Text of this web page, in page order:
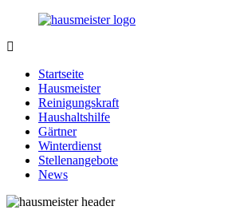
Zurück
Inhalt
Hausmeister.de
rund
Ihren
Haushalt
Startseite
Hausmeister
Reinigungskraft
Haushaltshilfe
Gärtner
Winterdienst
Stellenangebote
News